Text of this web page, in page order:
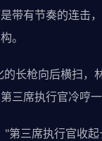
带有节奏的连击
。
的长枪向后横扫，
三席执行官冷哼
"第三席执行官收